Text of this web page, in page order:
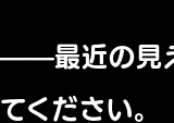
——最近の見
てください。